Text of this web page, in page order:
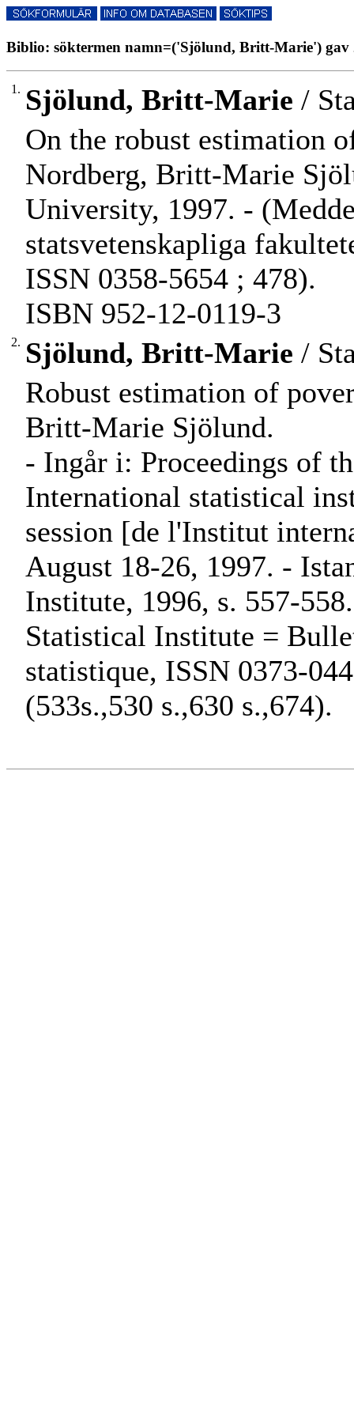
Biblio: söktermen namn=('Sjölund, Britt-Marie')
1. Sjölund, Britt-Marie /
On the robust estimation
Nordberg, Britt-Marie
University, 1997. -
statsvetenskapliga
ISSN 0358-5654 ; 478).
ISBN 952-12-0119-3
2. Sjölund, Britt-Marie /
Robust estimation of
Britt-Marie Sjölund.
- Ingår i: Proceedings of
International statistical
session [de l'Institut
August 18-26, 1997. -
Institute, 1996, s. 557-
Statistical Institute =
statistique, ISSN 0373-
(533s.,530 s.,630 s.,674).